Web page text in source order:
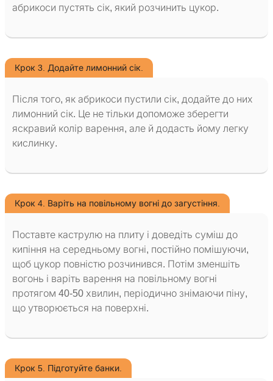
абрикоси пустять сік, який розчинить цукор.
Крок 3. Додайте лимонний сік.
Після того, як абрикоси пустили сік, додайте до них
лимонний сік. Це не тільки допоможе зберегти
яскравий колір варення, але й додасть йому легку
кислинку.
Крок 4. Варіть на повільному вогні до загустіння.
Поставте каструлю на плиту і доведіть суміш до
кипіння на середньому вогні, постійно помішуючи,
щоб цукор повністю розчинився. Потім зменшіть
вогонь і варіть варення на повільному вогні
протягом 40-50 хвилин, періодично знімаючи піну,
що утворюється на поверхні.
Крок 5. Підготуйте банки.